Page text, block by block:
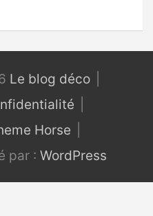
Le blog déco
Horse
par : WordPress